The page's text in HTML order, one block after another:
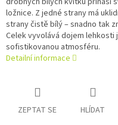
ložnice. Z jedné strany má
strany čistě bílý – snadno tak
Celek vyvolává dojem lehkosti
sofistikovanou atmosféru.
Detailní informace
ZEPTAT SE HLÍDAT